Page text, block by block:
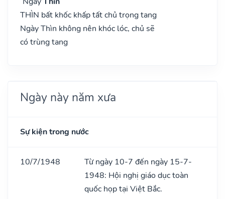
THÌN bất khốc khấp tất chủ trọng tang
Ngày Thìn không nên khóc lóc, chủ sẽ
có trùng tang
Ngày này năm xưa
Sự kiện trong nước
10/7/1948
Từ ngày 10-7 đến ngày 15-7-
1948: Hội nghị giáo dục toàn
quốc họp tại Việt Bắc.